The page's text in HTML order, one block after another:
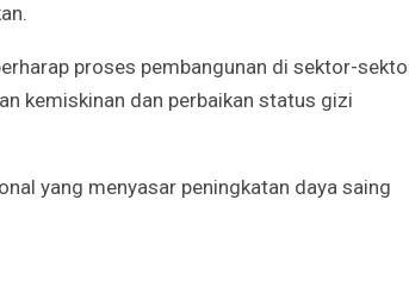
proses pembangunan di sektor-
kemiskinan dan perbaikan status gizi
yang menyasar peningkatan daya saing